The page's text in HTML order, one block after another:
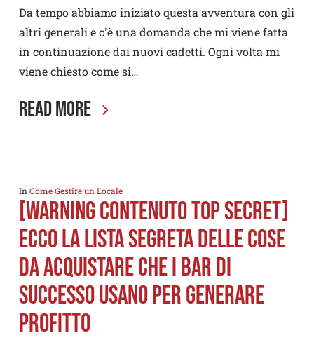
Da tempo abbiamo iniziato questa avventura con gli
altri generali e c'è una domanda che mi viene fatta
in continuazione dai nuovi cadetti. Ogni volta mi
viene chiesto come si…
Read More
In Come Gestire un Locale
[WARNING CONTENUTO TOP SECRET]
ECCO LA LISTA SEGRETA DELLE COSE
DA ACQUISTARE CHE I BAR DI
SUCCESSO USANO PER GENERARE
PROFITTO